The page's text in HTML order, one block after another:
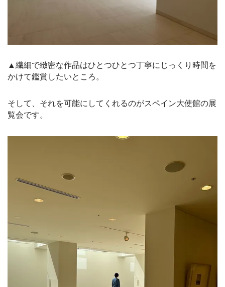
▲繊細で緻密な作品はひとつひとつ丁寧にじっくり時間を
かけて鑑賞したいところ。
そして、それを可能にしてくれるのがスペイン大使館の展
覧会です。